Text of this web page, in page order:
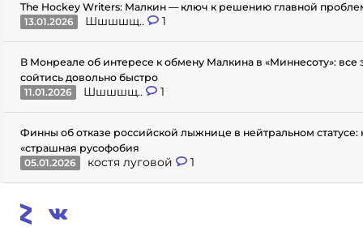
The Hockey Writers: Малкин — ключ к решению главной
13.01.2026
Шшшшщ.. 1
В Монреале об интересе к обмену Малкина в «Миннесоту»: все
сойтись довольно быстро
11.01.2026
Шшшшщ.. 1
Финны об отказе российской лыжнице в нейтральном статусе:
«страшная русофобия
05.01.2026
костя луговой 1